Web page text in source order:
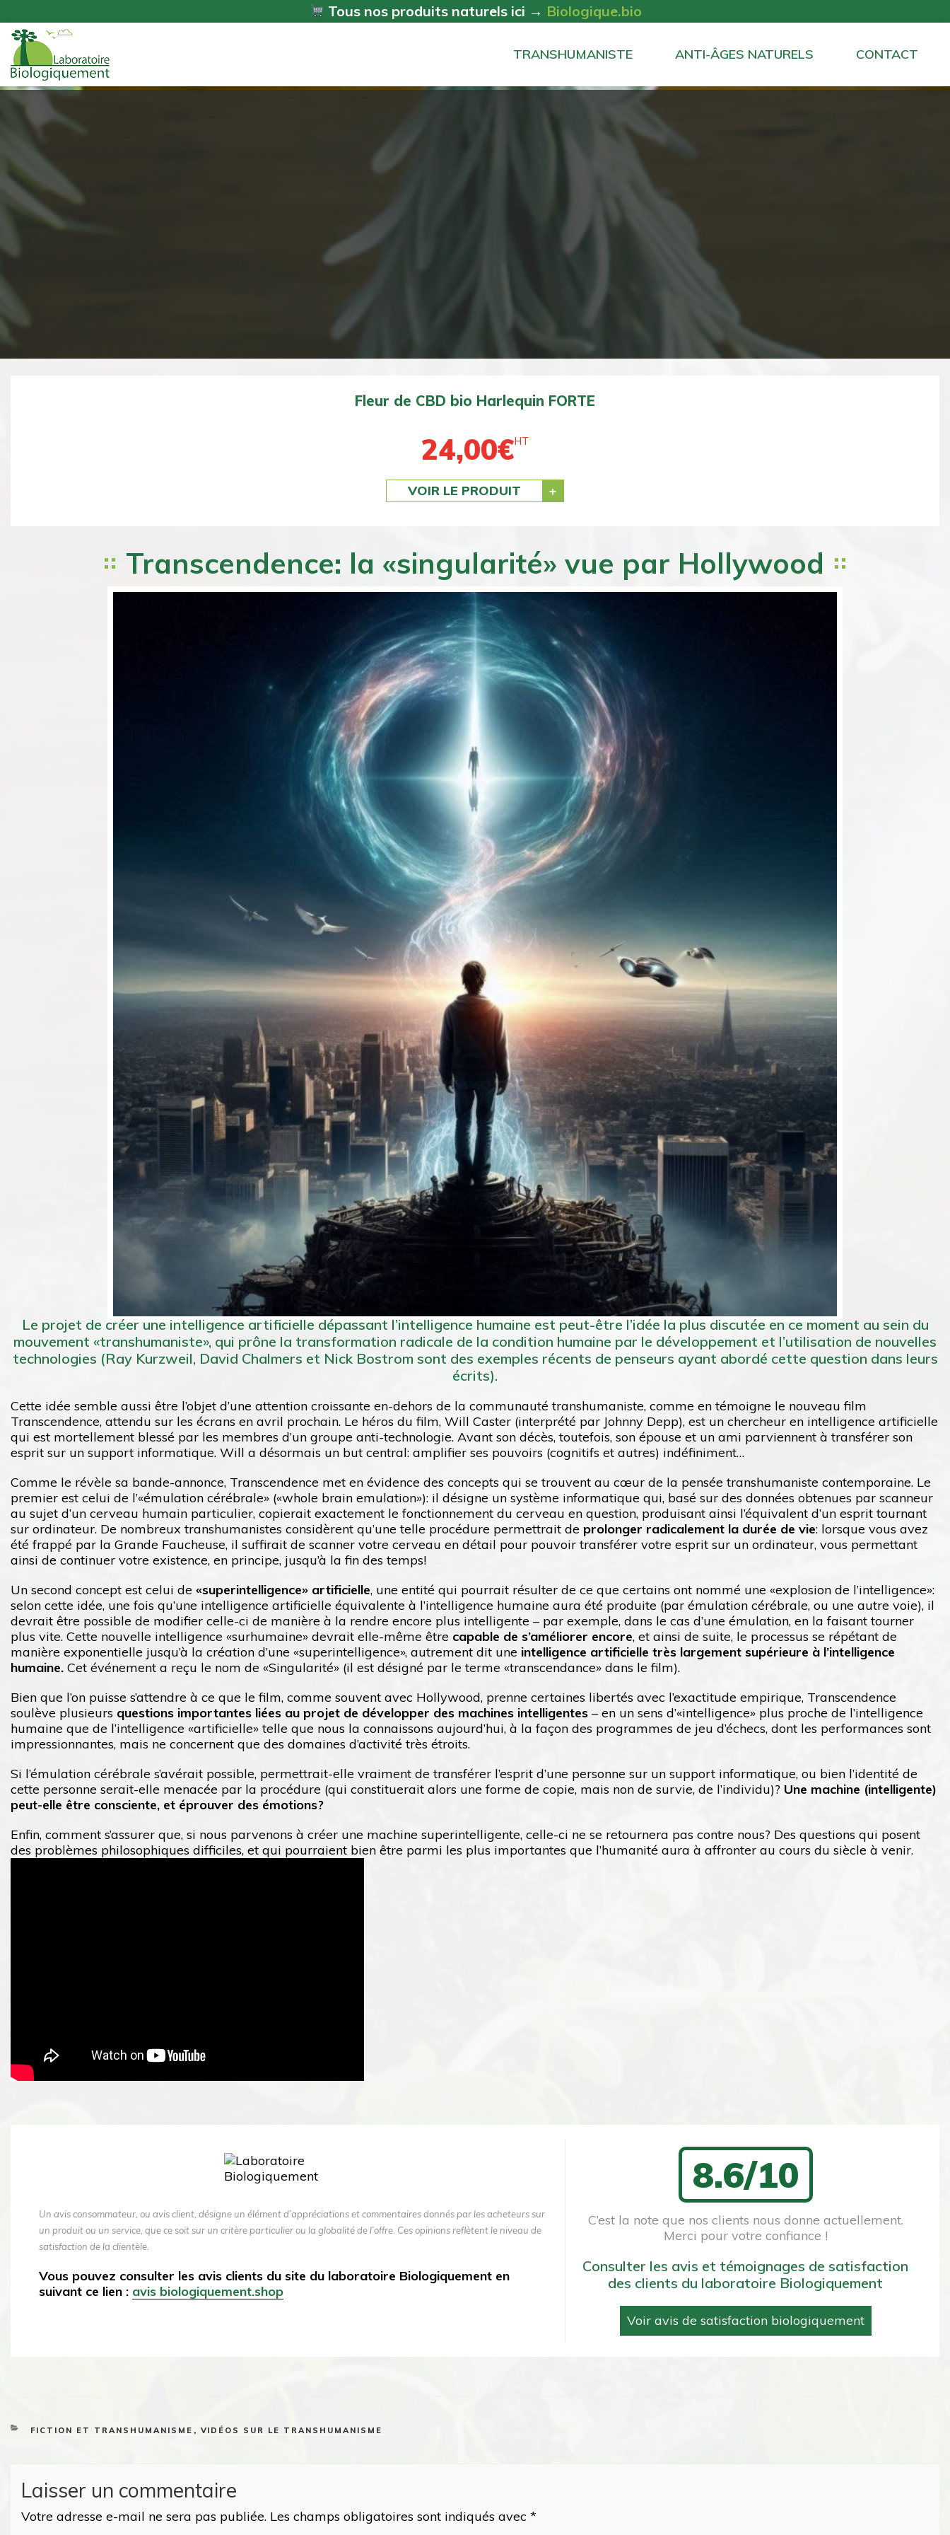
Tous nos produits naturels ici → Biologique.bio
TRANSHUMANISTE ANTI-ÂGES NATURELS CONTACT
Fleur de CBD bio BZ1 DOUCE
24,00€HT
VOIR LE PRODUIT
Transcendence: la «singularité» vue par Hollywood
Le projet de créer une intelligence artificielle dépassant l’intelligence humaine est peut-être l’idée la plus discutée en ce moment au sein du
mouvement «transhumaniste», qui prône la transformation radicale de la condition humaine par le développement et l’utilisation de nouvelles
technologies (Ray Kurzweil, David Chalmers et Nick Bostrom sont des exemples récents de penseurs ayant abordé cette question dans leurs
écrits).
Cette idée semble aussi être l’objet d’une attention croissante en-dehors de la communauté transhumaniste, comme en témoigne le nouveau film
Transcendence, attendu sur les écrans en avril prochain. Le héros du film, Will Caster (interprété par Johnny Depp), est un chercheur en intelligence artificielle
qui est mortellement blessé par les membres d’un groupe anti-technologie. Avant son décès, toutefois, son épouse et un ami parviennent à transférer son
esprit sur un support informatique. Will a désormais un but central: amplifier ses pouvoirs (cognitifs et autres) indéfiniment…
Comme le révèle sa bande-annonce, Transcendence met en évidence des concepts qui se trouvent au cœur de la pensée transhumaniste contemporaine. Le
premier est celui de l’«émulation cérébrale» («whole brain emulation»): il désigne un système informatique qui, basé sur des données obtenues par scanneur
au sujet d’un cerveau humain particulier, copierait exactement le fonctionnement du cerveau en question, produisant ainsi l’équivalent d’un esprit tournant
sur ordinateur. De nombreux transhumanistes considèrent qu’une telle procédure permettrait de prolonger radicalement la durée de vie: lorsque vous avez
été frappé par la Grande Faucheuse, il suffirait de scanner votre cerveau en détail pour pouvoir transférer votre esprit sur un ordinateur, vous permettant
ainsi de continuer votre existence, en principe, jusqu’à la fin des temps!
Un second concept est celui de «superintelligence» artificielle, une entité qui pourrait résulter de ce que certains ont nommé une «explosion de l’intelligence»:
selon cette idée, une fois qu’une intelligence artificielle équivalente à l’intelligence humaine aura été produite (par émulation cérébrale, ou une autre voie), il
devrait être possible de modifier celle-ci de manière à la rendre encore plus intelligente – par exemple, dans le cas d’une émulation, en la faisant tourner
plus vite. Cette nouvelle intelligence «surhumaine» devrait elle-même être capable de s’améliorer encore, et ainsi de suite, le processus se répétant de
manière exponentielle jusqu’à la création d’une «superintelligence», autrement dit une intelligence artificielle très largement supérieure à l’intelligence
humaine. Cet événement a reçu le nom de «Singularité» (il est désigné par le terme «transcendance» dans le film).
Bien que l’on puisse s’attendre à ce que le film, comme souvent avec Hollywood, prenne certaines libertés avec l’exactitude empirique, Transcendence
soulève plusieurs questions importantes liées au projet de développer des machines intelligentes – en un sens d’«intelligence» plus proche de l’intelligence
humaine que de l’intelligence «artificielle» telle que nous la connaissons aujourd’hui, à la façon des programmes de jeu d’échecs, dont les performances sont
impressionnantes, mais ne concernent que des domaines d’activité très étroits.
Si l’émulation cérébrale s’avérait possible, permettrait-elle vraiment de transférer l’esprit d’une personne sur un support informatique, ou bien l’identité de
cette personne serait-elle menacée par la procédure (qui constituerait alors une forme de copie, mais non de survie, de l’individu)? Une machine (intelligente)
peut-elle être consciente, et éprouver des émotions?
Enfin, comment s’assurer que, si nous parvenons à créer une machine superintelligente, celle-ci ne se retournera pas contre nous? Des questions qui posent
des problèmes philosophiques difficiles, et qui pourraient bien être parmi les plus importantes que l’humanité aura à affronter au cours du siècle à venir.
Un avis consommateur, ou avis client, désigne un élément d’appréciations et commentaires donnés par les acheteurs sur
un produit ou un service, que ce soit sur un critère particulier ou la globalité de l’offre. Ces opinions reflètent le niveau de
satisfaction de la clientèle.
Vous pouvez consulter les avis clients du site du laboratoire Biologiquement en
suivant ce lien : avis biologiquement.shop
8.6/10
C’est la note que nos clients nous donne actuellement.
Merci pour votre confiance !
Consulter les avis et témoignages de satisfaction
des clients du laboratoire Biologiquement
Voir avis de satisfaction biologiquement
CATEGORIES
FICTION ET TRANSHUMANISME , VIDÉOS SUR LE TRANSHUMANISME
Laisser un commentaire
Votre adresse e-mail ne sera pas publiée. Les champs obligatoires sont indiqués avec *